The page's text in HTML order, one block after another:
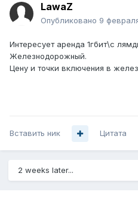
LawaZ
Опубликовано 9
Интересует аренда 1гбит\с
Железнодорожный.
Цену и точки включения в
Вставить ник Цитата
2 weeks later...